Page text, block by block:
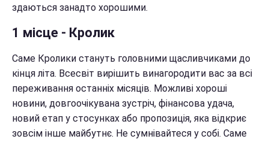
здаються занадто хорошими.
1 місце - Кролик
Саме Кролики стануть головними щасливчиками до
кінця літа. Всесвіт вирішить винагородити вас за всі
переживання останніх місяців. Можливі хороші
новини, довгоочікувана зустріч, фінансова удача,
новий етап у стосунках або пропозиція, яка відкриє
зовсім інше майбутнє. Не сумнівайтеся у собі. Саме